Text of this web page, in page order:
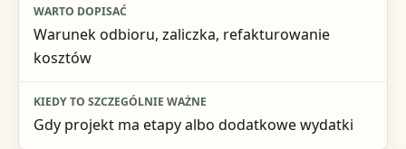
Warunek odbioru, zaliczka, refakturowanie
kosztów
Gdy projekt ma etapy albo dodatkowe wydatki